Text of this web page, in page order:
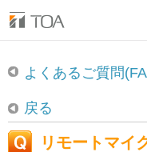
よくあるご質問
戻る
リモートマイ